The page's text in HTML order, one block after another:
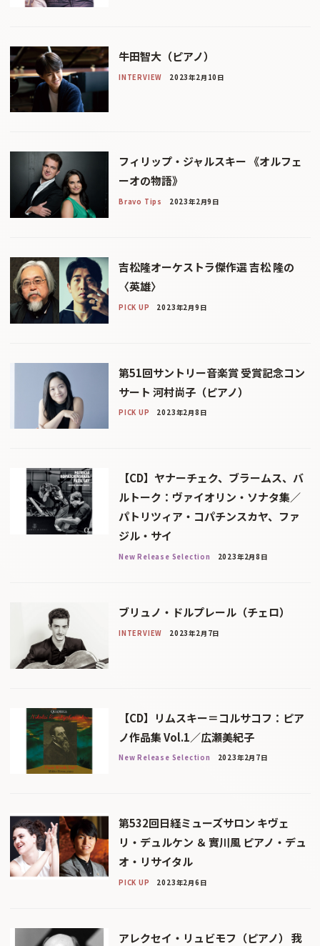
牛田智大（ピアノ）
INTERVIEW 2023年2月10日
フィリップ・ジャルスキー 《オルフェ
ーオの物語》
Bravo Tips 2023年2月9日
吉松隆オーケストラ傑作選 吉松 隆の
〈英雄〉
PICK UP 2023年2月9日
第51回サントリー音楽賞 受賞記念コン
サート 河村尚子（ピアノ）
PICK UP 2023年2月8日
【CD】ヤナーチェク、ブラームス、バ
ルトーク：ヴァイオリン・ソナタ集／
パトリツィア・コパチンスカヤ、ファ
ジル・サイ
New Release Selection 2023年2月8日
ブリュノ・ドルプレール（チェロ）
INTERVIEW 2023年2月7日
【CD】リムスキー＝コルサコフ：ピア
ノ作品集 Vol.1／広瀬美紀子
New Release Selection 2023年2月7日
第532回日経ミューズサロン キヴェ
リ・デュルケン ＆ 實川風 ピアノ・デュ
オ・リサイタル
PICK UP 2023年2月6日
アレクセイ・リュビモフ（ピアノ） 我